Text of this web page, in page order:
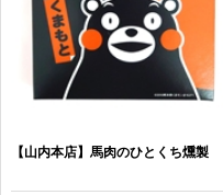
【山内本店】馬肉のひとくち燻製